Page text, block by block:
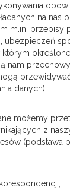
na nas
m.in. przepisy
ubezpieczeń
którym
nam
danych).
możemy
z
(podstawa